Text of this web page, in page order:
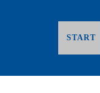
START